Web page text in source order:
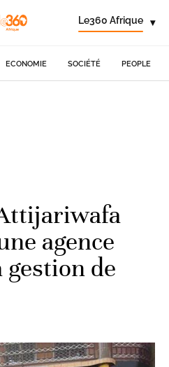
Le360 Afrique ▾
ECONOMIE SOCIÉTÉ PEOPLE
agence
gestion de